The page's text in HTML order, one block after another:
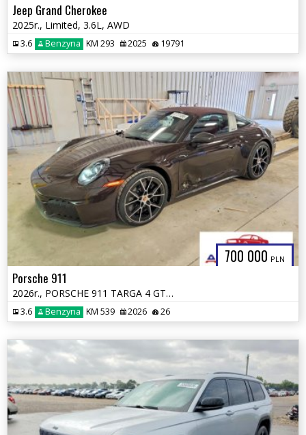
Jeep Grand Cherokee
2025r., Limited, 3.6L, AWD
3.6 Benzyna KM 293 2025 19791
700 000 PLN
Porsche 911
2026r., PORSCHE 911 TARGA 4 GTS, 3.6L, od ubezpieczalni
3.6 Benzyna KM 539 2026 26